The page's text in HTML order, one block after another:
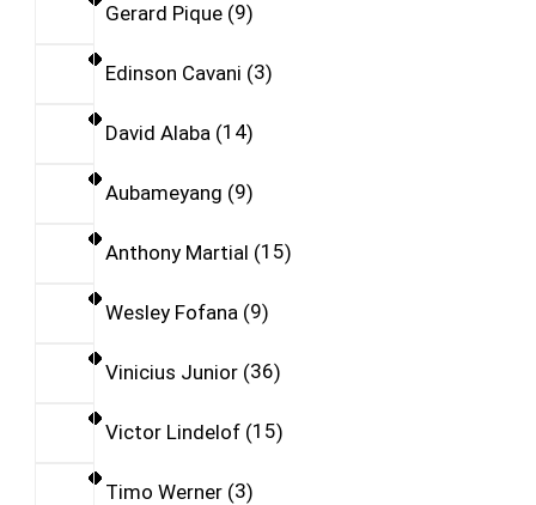
Gerard Pique 9
Edinson Cavani 3
David Alaba 14
Aubameyang 9
Anthony Martial 15
Wesley Fofana 9
Vinicius Junior 36
Victor Lindelof 15
Timo Werner 3